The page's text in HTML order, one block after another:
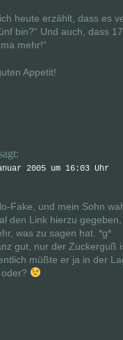
heute erzählt, dass es
bin?“ Und auch, dass
mehr!“
Appetit!
2005 um 16:03 Uhr
Fake, und mein Sohn
den Link hierzu
was zu sagen hat. *g*
gut, nur der
müßte er ja in der